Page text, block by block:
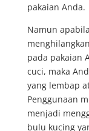
pakaian Anda.
Namun
pada pakaian
cuci, maka
yang lembap
Penggunaan
menjadi
bulu kucing